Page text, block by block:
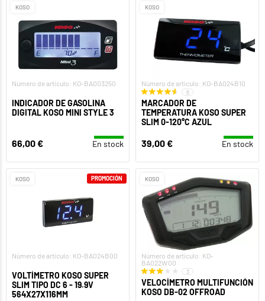
KOSO
Número de artículo: KO-BA003250
INDICADOR DE GASOLINA
DIGITAL KOSO MINI STYLE 3
66,00 € En stock
KOSO
Número de artículo: KO-BA024B10
6
MARCADOR DE
TEMPERATURA KOSO SUPER
SLIM 0-120°C AZUL
39,00 € En stock
KOSO
Número de artículo: KO-BA024B00
VOLTÍMETRO KOSO SUPER
SLIM TIPO DC 6 - 19.9V
564X27X116MM
PROMOCIÓN KOSO
Número de artículo: KO-
BA022W00
3
VELOCÍMETRO MULTIFUNCIÓN
KOSO DB-02 OFFROAD